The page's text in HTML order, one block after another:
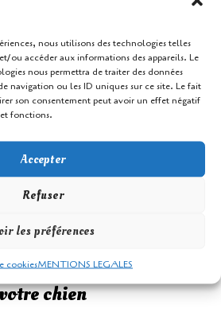
nous utilisons des technologies telles
ou accéder aux informations des appareils. Le
nous permettra de traiter des données
navigation ou les ID uniques sur ce site. Le fait
son consentement peut avoir un effet négatif
fonctions.
Accepter
Refuser
les préférences
cookiesMENTIONS LEGALES
brossé ressort beaucoup mieux sur les
complet (surtout que la plupart
ou dans le sable
), mais un coup de
les poils morts et de mettre en
le museau et les yeux pour que le
Les détails font toute la différence dans
discrets et élégants pour
chien